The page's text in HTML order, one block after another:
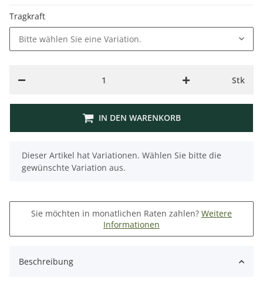
Tragkraft
Bitte wählen Sie eine Variation.
Stk
IN DEN WARENKORB
x
Dieser Artikel hat Variationen. Wählen Sie bitte die
gewünschte Variation aus.
Sie möchten in monatlichen Raten zahlen? Weitere
Informationen
Beschreibung